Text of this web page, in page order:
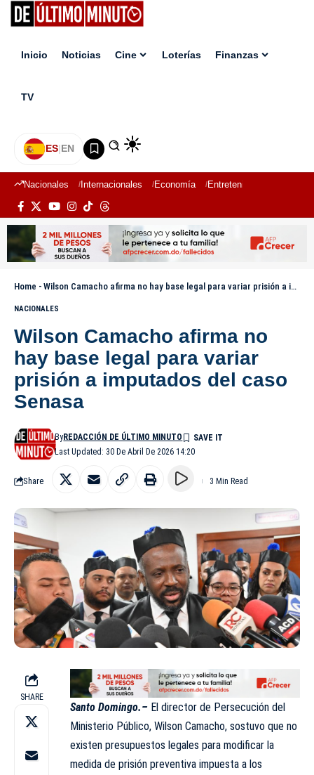
Inicio Noticias Cine Loterías Finanzas
TV
ES|EN
Nacionales Internacionales Economía Entretenimiento
Home - Wilson Camacho afirma no hay base legal para variar prisión a imputados del caso Senasa
NACIONALES
Wilson Camacho afirma no
hay base legal para variar
prisión a imputados del caso
Senasa
Last Updated: 30 De Abril De 2026 14:20
ByREDACCIÓN DE ÚLTIMO MINUTO
Share 3 Min Read
SHARE
Santo Domingo.– El director de Persecución del
Ministerio Público, Wilson Camacho, sostuvo que no
existen presupuestos legales para modificar la
medida de prisión preventiva impuesta a los